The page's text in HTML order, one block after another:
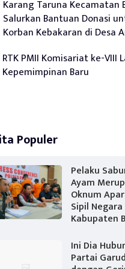
Karang Taruna Kecamatan
Salurkan Bantuan Donasi
Korban Kebakaran di Desa
RTK PMII Komisariat ke-VIII
Kepemimpinan Baru
Populer
Pelaku
Ayam
Oknum
Sipil
Kabupaten
Ini Dia
Partai